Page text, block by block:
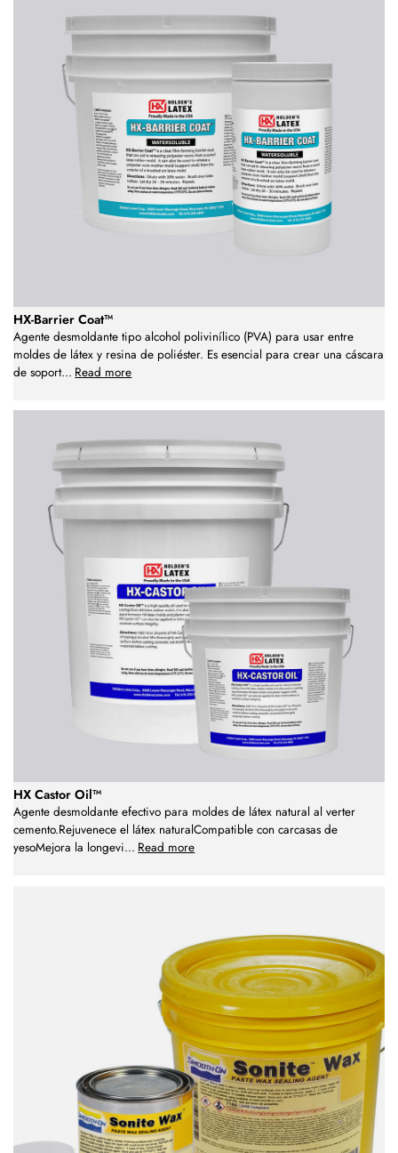
HX-Barrier Coat™
Agente desmoldante tipo alcohol polivinílico (PVA) para usar entre
moldes de látex y resina de poliéster. Es esencial para crear una cáscara
de soport... Read more
HX Castor Oil™
Agente desmoldante efectivo para moldes de látex natural al verter
cemento.Rejuvenece el látex naturalCompatible con carcasas de
yesoMejora la longevi... Read more